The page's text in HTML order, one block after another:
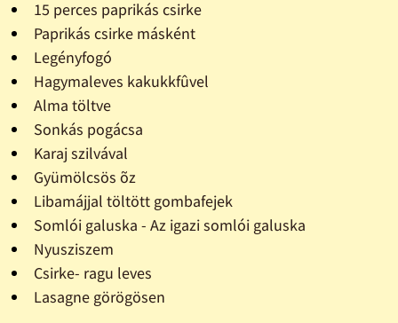
15 perces paprikás csirke
Paprikás csirke másként
Legényfogó
Hagymaleves kakukkfûvel
Alma töltve
Sonkás pogácsa
Karaj szilvával
Gyümölcsös õz
Libamájjal töltött gombafejek
Somlói galuska - Az igazi somlói galuska
Nyusziszem
Csirke- ragu leves
Lasagne görögösen